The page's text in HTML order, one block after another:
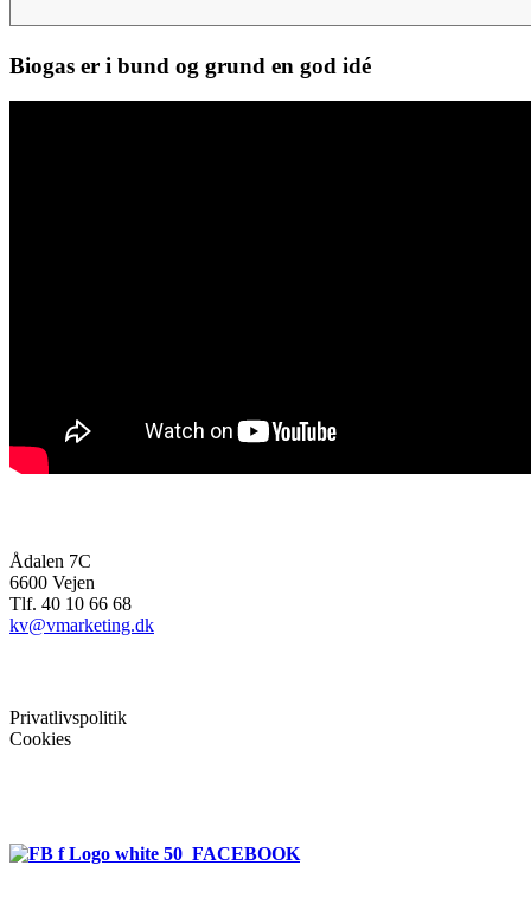
Biogas er i bund og grund en god idé
Ådalen 7C
6600 Vejen
Tlf. 40 10 66 68
kv@vmarketing.dk
Privatlivspolitik
Cookies
FACEBOOK